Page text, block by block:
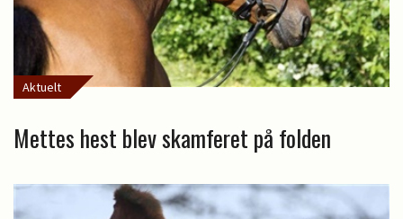
Aktuelt
Mettes hest blev skamferet på folden